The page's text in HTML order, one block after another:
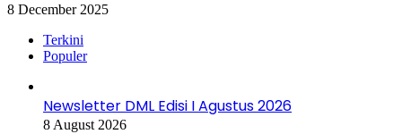
8 December 2025
Terkini
Populer
Newsletter DML Edisi I Agustus 2026
8 August 2026